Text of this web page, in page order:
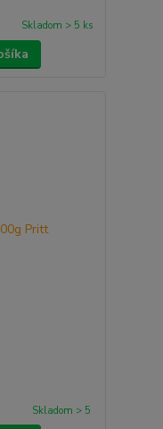
Skladom > 5 ks
Skladom > 5